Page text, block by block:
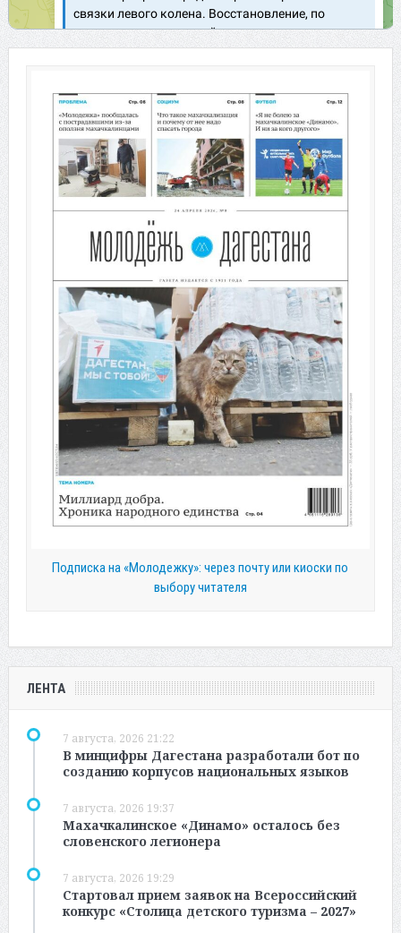
Подписка на «Молодежку»: через почту или киоски по
выбору читателя
ЛЕНТА
7 августа, 2026 21:22
В минцифры Дагестана разработали бот по
созданию корпусов национальных языков
7 августа, 2026 19:37
Махачкалинское «Динамо» осталось без
словенского легионера
7 августа, 2026 19:29
Стартовал прием заявок на Всероссийский
конкурс «Столица детского туризма – 2027»